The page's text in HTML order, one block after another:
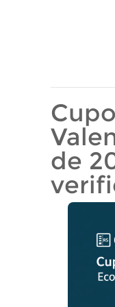
de